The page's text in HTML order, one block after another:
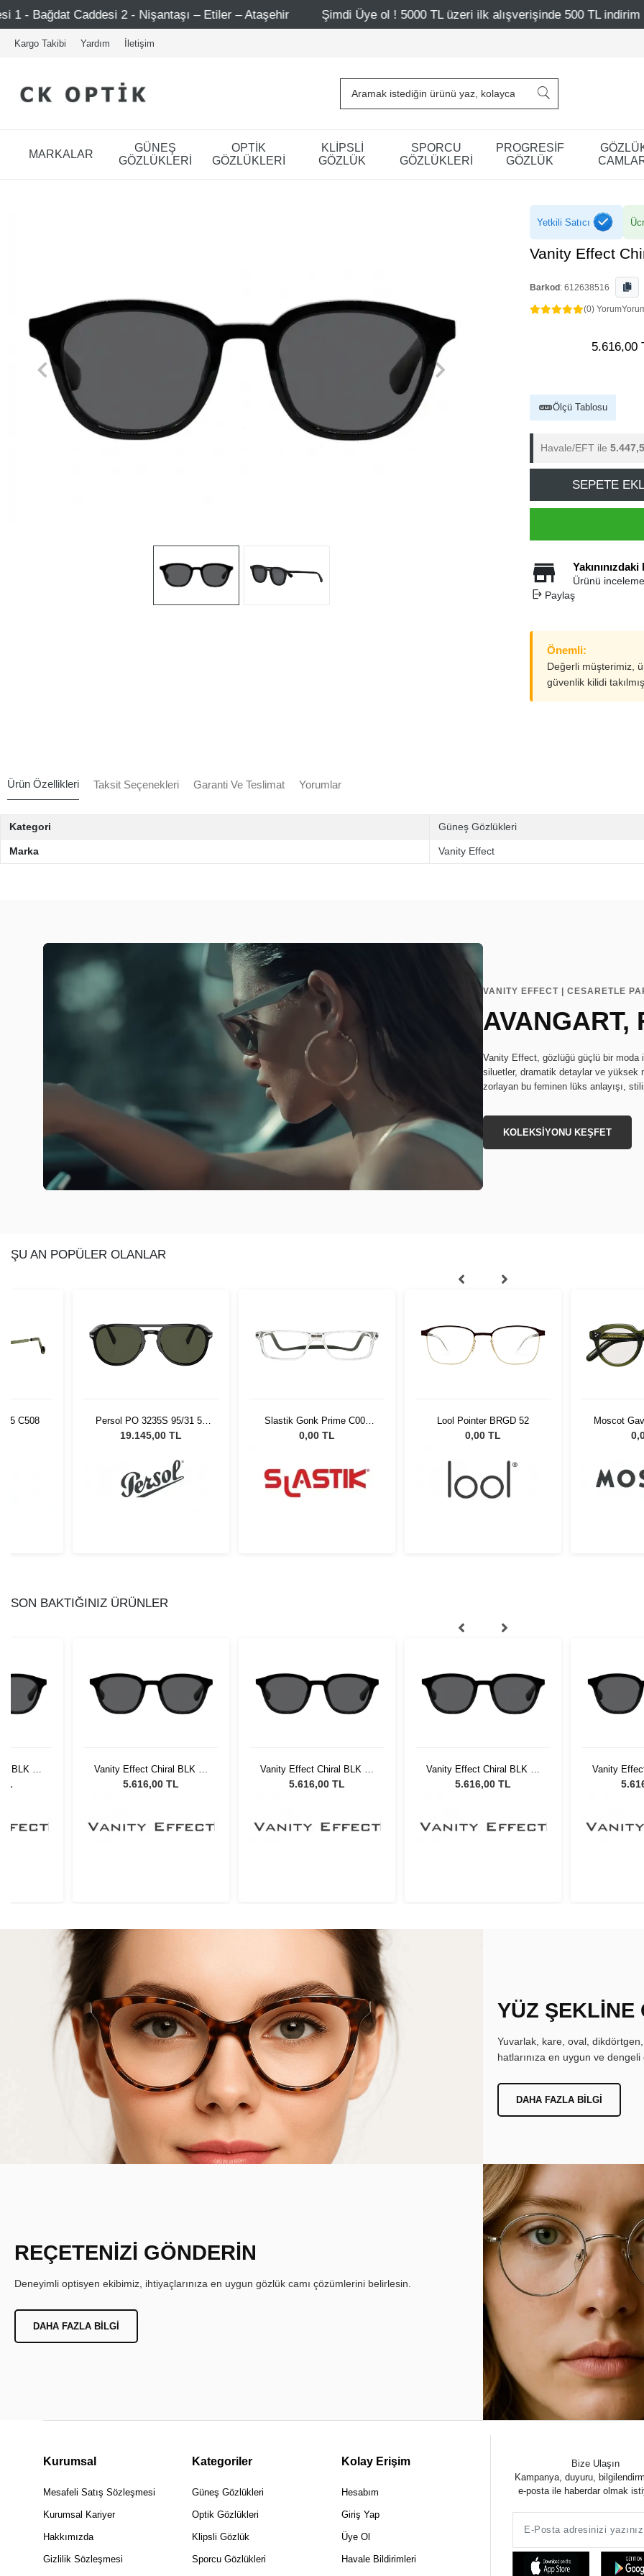
2 - Nişantaşı – Etiler – Ataşehir Şimdi Üye ol ! 5000 TL üzeri ilk alışverişinde 500 TL indirim
Kargo Takibi Yardım İletişim
MARKALAR
GÜNEŞ
GÖZLÜKLERİ
OPTİK
GÖZLÜKLERİ
KLİPSLİ
GÖZLÜK
SPORCU
GÖZLÜKLERİ
PROGRESİF
GÖZLÜK
Yetkili Satıcı
Vanity Effect
Barkod : 612638516
(0) Yorum
5.616,00
Ölçü Tablosu
Havale/EFT ile
SEPETE
Ürünü
Paylaş
Önemli:
Değerli müşterimiz,
güvenlik kilidi
Ürün Özellikleri Taksit Seçenekleri Garanti Ve Teslimat Yorumlar
Kategori Güneş Gözlükleri
Marka Vanity Effect
VANITY EFFECT | CESARETLE
AVANGART,
Vanity Effect, gözlüğü güçlü bir moda
siluetler, dramatik detaylar ve yüksek
zorlayan bu feminen lüks anlayışı,
KOLEKSİYONU KEŞFET
ŞU AN POPÜLER OLANLAR
C508
Persol PO 3235S 95/31 55
Unisex Güneş Gözlüğü
19.145,00 TL
Slastik Gonk Prime C006
Opt
0,00 TL
Lool Pointer BRGD 52
0,00 TL
Moscot
45
SON BAKTIĞINIZ ÜRÜNLER
BLK 34
Vanity Effect Chiral BLK 34
Unisex Güneş Gözlüğü
5.616,00 TL
Vanity Effect Chiral BLK 34
Unisex Güneş Gözlüğü
5.616,00 TL
Vanity Effect Chiral BLK 34
Unisex Güneş Gözlüğü
5.616,00 TL
Vanity
Unisex
YÜZ ŞEKLİNE
Yuvarlak, kare, oval,
hatlarınıza en uygun ve
DAHA FAZLA BILGI
REÇETENİZİ GÖNDERİN
Deneyimli optisyen ekibimiz, ihtiyaçlarınıza en uygun gözlük camı çözümlerini belirlesin.
DAHA FAZLA BILGI
Kurumsal
Mesafeli Satış Sözleşmesi
Kurumsal Kariyer
Hakkımızda
Gizlilik Sözleşmesi
Kategoriler
Güneş Gözlükleri
Optik Gözlükleri
Klipsli Gözlük
Sporcu Gözlükleri
Kolay Erişim
Hesabım
Giriş Yap
Üye Ol
Havale Bildirimleri
Bize Ulaşın
Kampanya, duyuru,
e-posta ile haberdar olmak